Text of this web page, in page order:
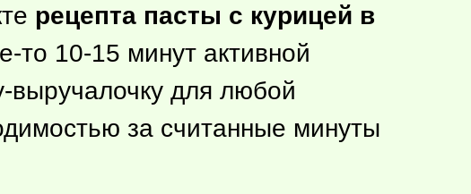
рецепта пасты с курицей в
то 10-15 минут активной
выручалочку для любой
за считанные минуты